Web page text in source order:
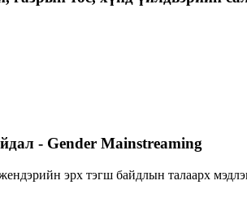
- Gender Mainstreaming
эрх тэгш байдлын талаарх